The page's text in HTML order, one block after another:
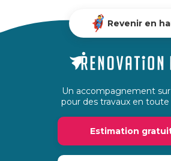
Revenir en
Un accompagnement
pour des travaux en toute
Estimation